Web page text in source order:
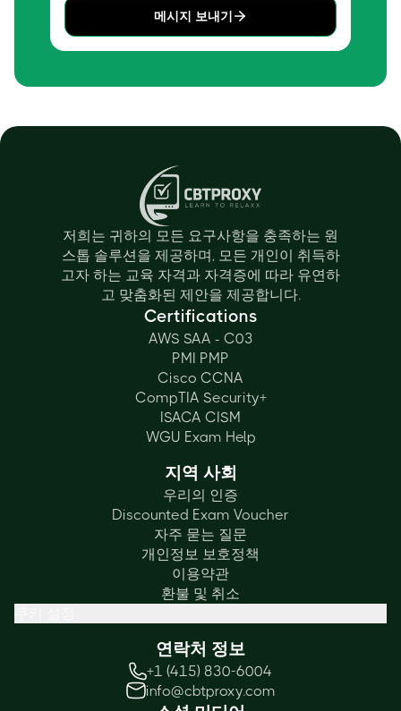
메시지 보내기
저희는 귀하의 모든 요구사항을 충족하는 원
스톱 솔루션을 제공하며, 모든 개인이 취득하
고자 하는 교육 자격과 자격증에 따라 유연하
고 맞춤화된 제안을 제공합니다.
Certifications
AWS SAA - C03
PMI PMP
Cisco CCNA
CompTIA Security+
ISACA CISM
WGU Exam Help
지역 사회
우리의 인증
Discounted Exam Voucher
자주 묻는 질문
개인정보 보호정책
이용약관
환불 및 취소
연락처 정보
+1 (415) 830-6004
info@cbtproxy.com